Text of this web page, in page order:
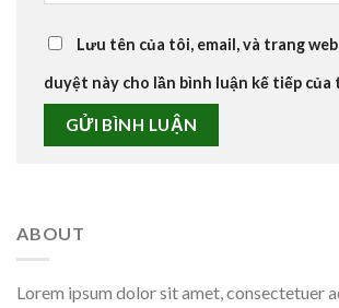
Lưu tên của tôi, email, và trang
duyệt này cho lần bình luận kế tiếp của
ABOUT
Lorem ipsum dolor sit amet, consectetuer